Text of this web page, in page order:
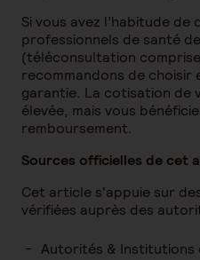
Si vous avez l’habitude de
professionnels de santé
(téléconsultation
recommandons de
garantie. La cotisation de
élevée, mais vous
remboursement.
Sources officielles de cet
Cet article s'appuie sur
vérifiées auprès des
Autorités & Institutions